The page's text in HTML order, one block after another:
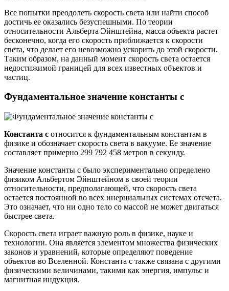
Все попытки преодолеть скорость света или найти способ
достичь ее оказались безуспешными. По теории
относительности Альберта Эйнштейна, масса объекта растет
бесконечно, когда его скорость приближается к скорости
света, что делает его невозможно ускорить до этой скорости.
Таким образом, на данный момент скорость света остается
недостижимой границей для всех известных объектов и
частиц.
Фундаментальное значение константы c
Константа c относится к фундаментальным константам в
физике и обозначает скорость света в вакууме. Ее значение
составляет примерно 299 792 458 метров в секунду.
Значение константы c было экспериментально определено
физиком Альбертом Эйнштейном в своей теории
относительности, предполагающей, что скорость света
остается постоянной во всех инерциальных системах отсчета.
Это означает, что ни одно тело со массой не может двигаться
быстрее света.
Скорость света играет важную роль в физике, науке и
технологии. Она является элементом множества физических
законов и уравнений, которые определяют поведение
объектов во Вселенной. Константа c также связана с другими
физическими величинами, такими как энергия, импульс и
магнитная индукция.